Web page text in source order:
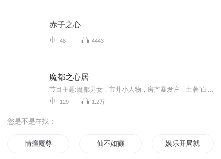
赤子之心
48 4443
魔都之心居
129 1.2万
您是不是在找：
情癫魔尊 仙不如癫 娱乐开局就癫狂